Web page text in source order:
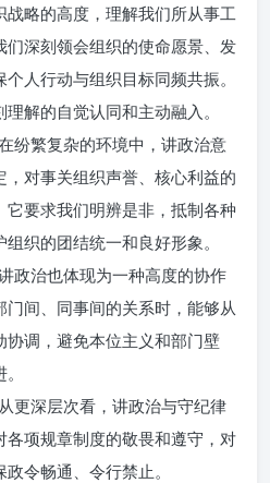
战略的高度，理解我们所从事工
深刻领会组织的使命愿景、发
人行动与组织目标同频共振。
解的自觉认同和主动融入。
纷繁复杂的环境中，讲政治意
对事关组织声誉、核心利益的
要求我们明辨是非，抵制各种
织的团结统一和良好形象。
政治也体现为一种高度的协作
间、同事间的关系时，能够从
调，避免本位主义和部门壁
从更深层次看，讲政治与守纪律
各项规章制度的敬畏和遵守，对
令畅通、令行禁止。